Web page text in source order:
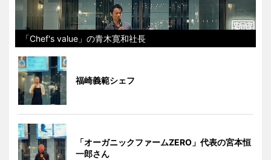
「Chef's value」の青木寛和社長
福崎義範シェフ
「オーガニックファームZERO」代表の宮本恒
一郎さん